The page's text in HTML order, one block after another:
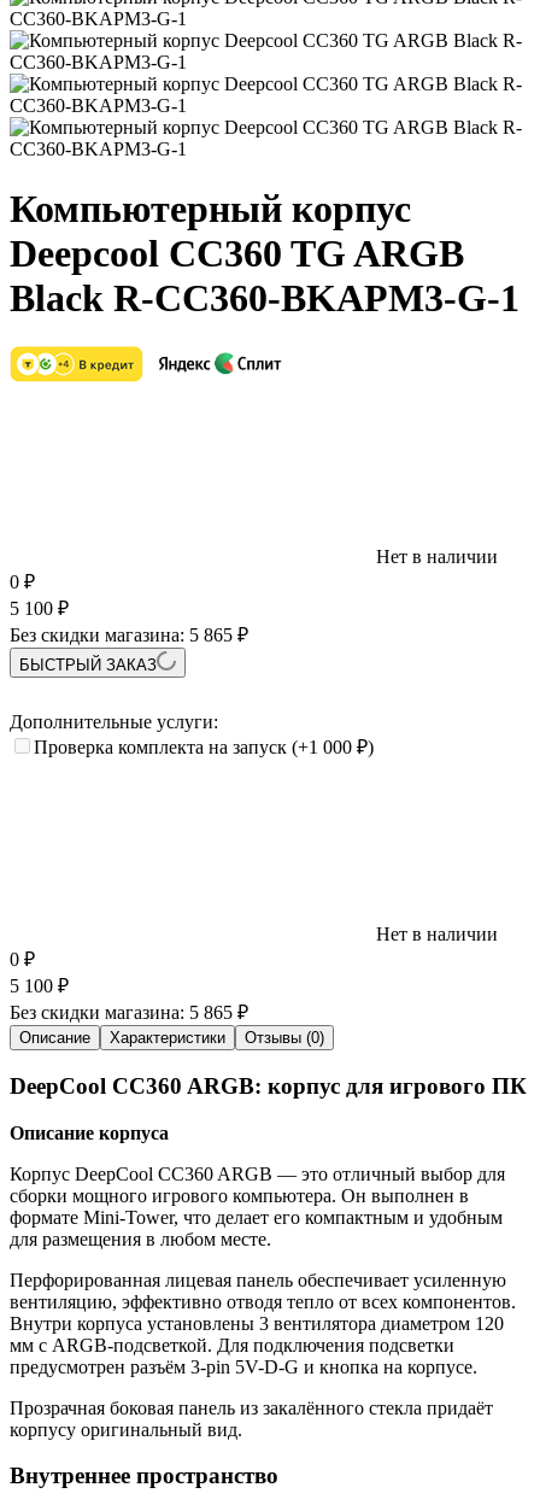
Компьютерный корпус
Deepcool CC360 TG ARGB
Black R-CC360-BKAPM3-G-1
Нет в наличии
0 ₽
5 100 ₽
Без скидки магазина: 5 865 ₽
БЫСТРЫЙ ЗАКАЗ
Дополнительные услуги:
Проверка комплекта на запуск (+1 000 ₽)
Нет в наличии
0 ₽
5 100 ₽
Без скидки магазина: 5 865 ₽
Описание Характеристики Отзывы (0)
DeepCool CC360 ARGB: корпус для игрового ПК
Описание корпуса
Корпус DeepCool CC360 ARGB — это отличный выбор для
сборки мощного игрового компьютера. Он выполнен в
формате Mini-Tower, что делает его компактным и удобным
для размещения в любом месте.
Перфорированная лицевая панель обеспечивает усиленную
вентиляцию, эффективно отводя тепло от всех компонентов.
Внутри корпуса установлены 3 вентилятора диаметром 120
мм с ARGB-подсветкой. Для подключения подсветки
предусмотрен разъём 3-pin 5V-D-G и кнопка на корпусе.
Прозрачная боковая панель из закалённого стекла придаёт
корпусу оригинальный вид.
Внутреннее пространство